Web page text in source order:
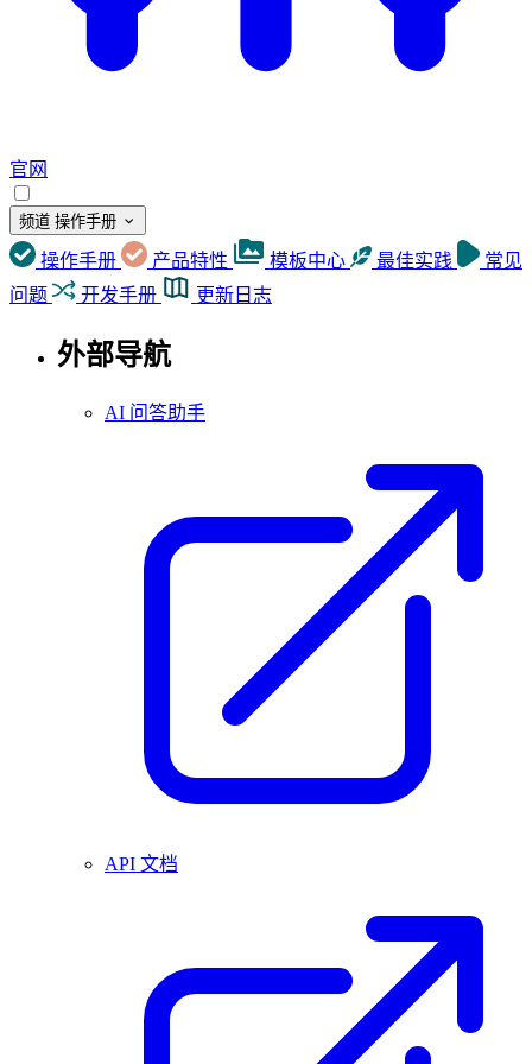
官网
频道 操作手册
操作手册 产品特性 模板中心 最佳实践
常见
问题
开发手册 更新日志
外部导航
AI 问答助手
API 文档